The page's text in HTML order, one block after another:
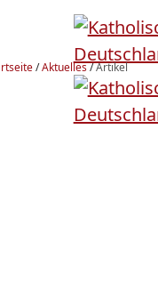
/Aktuelles/Artikel